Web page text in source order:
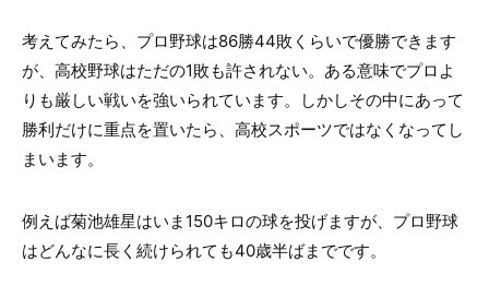
考えてみたら、プロ野球は86勝44敗くらいで優勝できます
が、高校野球はただの1敗も許されない。ある意味でプロよ
りも厳しい戦いを強いられています。しかしその中にあって
勝利だけに重点を置いたら、高校スポーツではなくなってし
まいます。
例えば菊池雄星はいま150キロの球を投げますが、プロ野球
はどんなに長く続けられても40歳半ばまでです。